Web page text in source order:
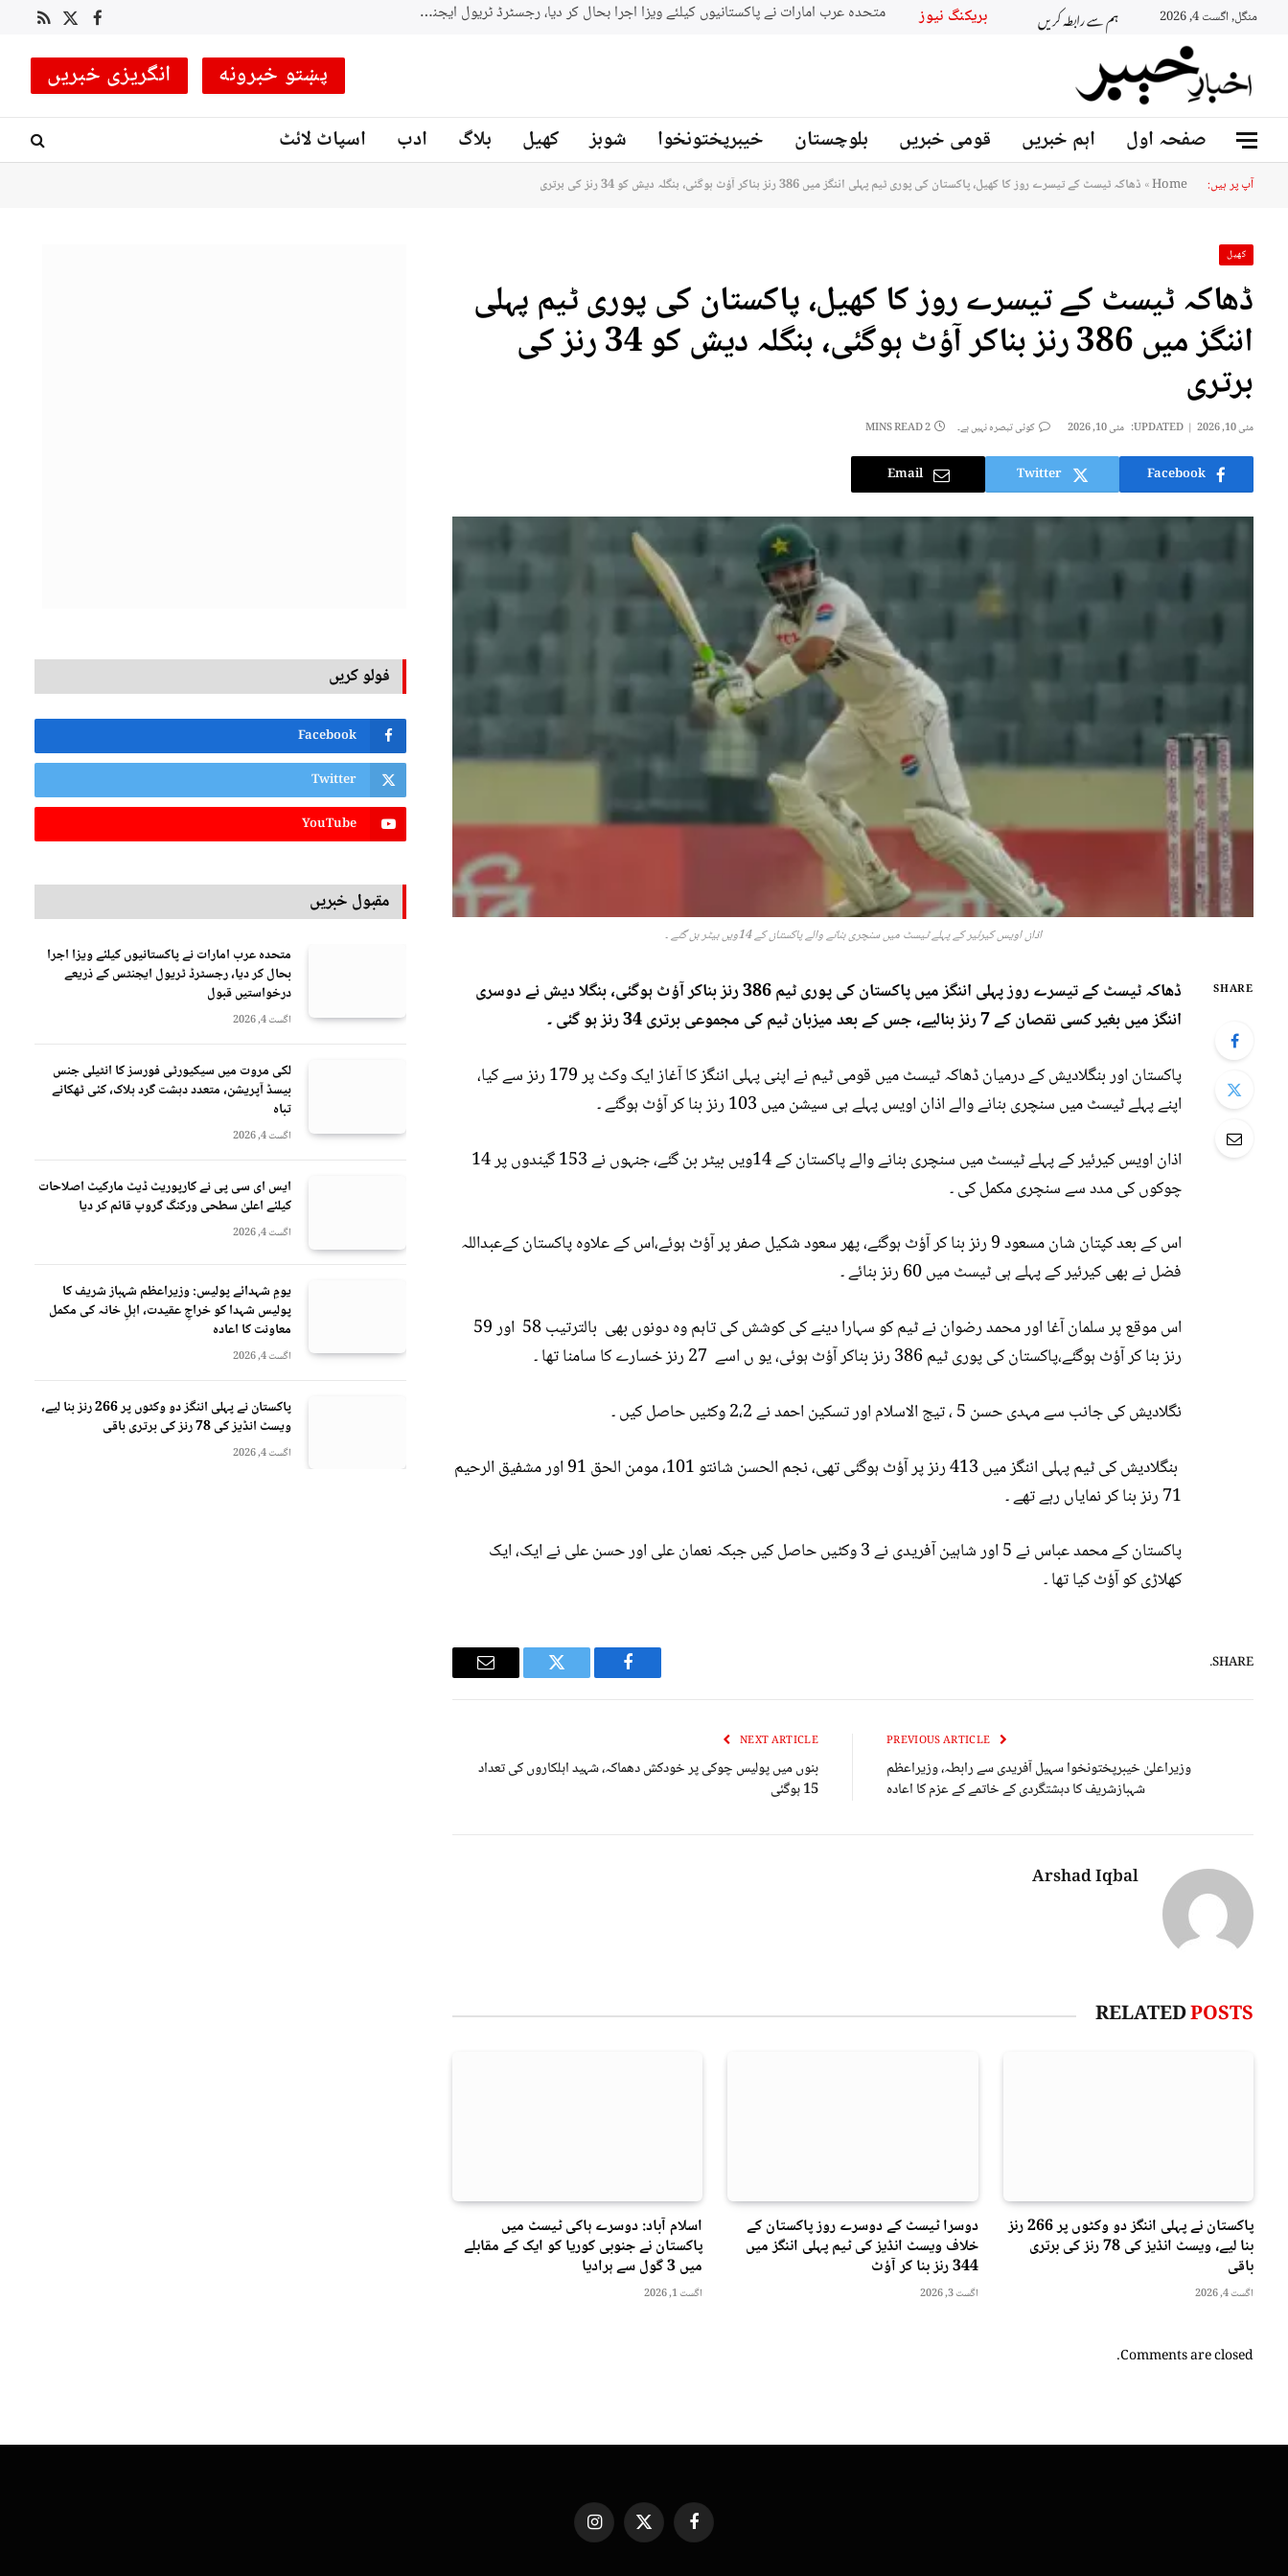
منگل, اگست 4, 2026 ہم سے رابطہ کریں بریکنگ نیوز Facebook
X
RSS
پښتو خبرونه انگریزی خبریں
صفحہ اول اہم خبریں قومی خبریں بلوچستان خیبرپختونخوا شوبز کھیل بلاگ ادب اسپاٹ لائٹ
آپ پر ہیں: Home
» ڈھاکہ ٹیسٹ کے تیسرے روز کا کھیل، پاکستان کی پوری ٹیم پہلی اننگز میں 386 رنز بناکر آؤٹ ہوگئی، بنگلہ دیش کو 34 رنز کی برتری
کھیل
ڈھاکہ ٹیسٹ کے تیسرے روز کا کھیل، پاکستان کی پوری ٹیم پہلی
اننگز میں 386 رنز بناکر آؤٹ ہوگئی، بنگلہ دیش کو 34 رنز کی
برتری
مئی 10, 2026 UPDATED: مئی 10, 2026 کوئی تبصرہ نہیں ہے۔ 2 MINS READ
Facebook
Twitter
Email
اذان اویس کیرئیر کے پہلے ٹیسٹ میں سنچری بنانے والے پاکستان کے 14ویں بیٹر بن گئے ۔
SHARE
ڈھاکہ ٹیسٹ کے تیسرے روز پہلی اننگز میں پاکستان کی پوری ٹیم 386 رنز بناکر آؤٹ ہوگئی، بنگلا دیش نے دوسری
اننگز میں بغیر کسی نقصان کے 7 رنز بنالیے، جس کے بعد میزبان ٹیم کی مجموعی برتری 34 رنز ہو گئی ۔
پاکستان اور بنگلادیش کے درمیان ڈھاکہ ٹیسٹ میں قومی ٹیم نے اپنی پہلی اننگز کا آغاز ایک وکٹ پر 179 رنز سے کیا،
اپنے پہلے ٹیسٹ میں سنچری بنانے والے اذان اویس پہلے ہی سیشن میں 103 رنز بنا کر آؤٹ ہوگئے ۔
اذان اویس کیرئیر کے پہلے ٹیسٹ میں سنچری بنانے والے پاکستان کے 14ویں بیٹر بن گئے، جنہوں نے 153 گیندوں پر 14
چوکوں کی مدد سے سنچری مکمل کی ۔
اس کے بعد کپتان شان مسعود 9 رنز بنا کر آؤٹ ہوگئے، پھر سعود شکیل صفر پر آؤٹ ہوئے،اس کے علاوہ پاکستان کےعبداللہ
فضل نے بھی کیرئیر کے پہلے ہی ٹیسٹ میں 60 رنز بنائے ۔
اس موقع پر سلمان آغا اور محمد رضوان نے ٹیم کو سہارا دینے کی کوشش کی تاہم وہ دونوں بھی بالترتیب 58 اور 59
رنز بنا کر آؤٹ ہوگئے،پاکستان کی پوری ٹیم 386 رنز بناکر آؤٹ ہوئی، یو ں اسے 27 رنز خسارے کا سامنا تھا ۔
نگلادیش کی جانب سے مہدی حسن 5 ، تیج الاسلام اور تسکین احمد نے 2،2 وکٹیں حاصل کیں ۔
بنگلادیش کی ٹیم پہلی اننگز میں 413 رنز پر آؤٹ ہوگئی تھی، نجم الحسن شانتو 101، مومن الحق 91 اور مشفیق الرحیم
71 رنز بنا کر نمایاں رہے تھے ۔
پاکستان کے محمد عباس نے 5 اور شاہین آفریدی نے 3 وکٹیں حاصل کیں جبکہ نعمان علی اور حسن علی نے ایک، ایک
کھلاڑی کو آؤٹ کیا تھا ۔
SHARE.
Facebook
Twitter
Email
وزیراعلیٰ خیبرپختونخوا سہیل آفریدی سے رابطہ، وزیراعظم
شہبازشریف کا دہشتگردی کے خاتمے کے عزم کا اعادہ
NEXT ARTICLE
بنوں میں پولیس چوکی پر خودکش دھماکہ، شہید اہلکاروں کی تعداد
15 ہوگئی
Arshad Iqbal
RELATEDPOSTS
پاکستان نے پہلی اننگز دو وکٹوں پر 266 رنز
بنا لیے، ویسٹ انڈیز کی 78 رنز کی برتری
باقی
اگست 4, 2026
دوسرا ٹیسٹ کے دوسرے روز پاکستان کے
خلاف ویسٹ انڈیز کی ٹیم پہلی اننگز میں
344 رنز بنا کر آؤٹ
اگست 3, 2026
اسلام آباد: دوسرے ہاکی ٹیسٹ میں
پاکستان نے جنوبی کوریا کو ایک کے مقابلے
میں 3 گول سے ہرادیا
اگست 1, 2026
Comments are closed.
فولو کریں
Facebook
Twitter
YouTube
مقبول خبریں
متحدہ عرب امارات نے پاکستانیوں کیلئے ویزا اجرا
بحال کر دیا، رجسٹرڈ ٹریول ایجنٹس کے ذریعے
درخواستیں قبول
اگست 4, 2026
لکی مروت میں سیکیورٹی فورسز کا انٹیلی جنس
بیسڈ آپریشن، متعدد دہشت گرد ہلاک، کئی ٹھکانے
تباہ
اگست 4, 2026
ایس ای سی پی نے کارپوریٹ ڈیٹ مارکیٹ اصلاحات
کیلئے اعلیٰ سطحی ورکنگ گروپ قائم کر دیا
اگست 4, 2026
یومِ شہدائے پولیس: وزیراعظم شہباز شریف کا
پولیس شہدا کو خراجِ عقیدت، اہلِ خانہ کی مکمل
معاونت کا اعادہ
اگست 4, 2026
پاکستان نے پہلی اننگز دو وکٹوں پر 266 رنز بنا لیے،
ویسٹ انڈیز کی 78 رنز کی برتری باقی
اگست 4, 2026
Facebook
X
(Twitter)
Instagram